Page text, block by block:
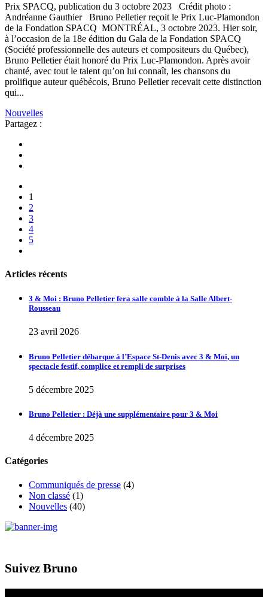
Prix SPACQ, publication du 3 octobre 2023 Crédit photo :
Andréanne Gauthier Bruno Pelletier reçoit le Prix Luc-Plamondon
de la Fondation SPACQ MONTRÉAL, 3 octobre 2023. Hier soir,
à l’occasion de la 18e édition du Gala de la Fondation SPACQ
(Société professionnelle des auteurs et compositeurs du Québec),
Bruno Pelletier était honoré du Prix Luc-Plamondon. Après avoir
chanté, avec tout le talent qu’on lui connaît, les chansons du
prolifique auteur québécois, Bruno Pelletier recevait cette distinction
qui...
Nouvelles
Partagez :
1
2
3
4
5
Articles récents
3 & Moi : Bruno Pelletier fera salle comble à la Salle Albert-
Rousseau
23 avril 2026
Bruno Pelletier débarque à l’Espace St-Denis avec 3 & Moi, un
spectacle festif, complice et rempli de surprises
5 décembre 2025
Bruno Pelletier : Déjà une supplémentaire pour 3 & Moi
4 décembre 2025
Catégories
Communiqués de presse (4)
Non classé (1)
Nouvelles (40)
Suivez Bruno